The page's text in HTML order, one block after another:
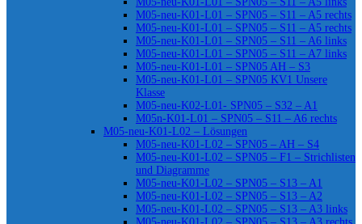
M05-neu-K01-L01 – SPN05 – S11 – A5 rechts
M05-neu-K01-L01 – SPN05 – S11 – A5 rechts
M05-neu-K01-L01 – SPN05 – S11 – A6 links
M05-neu-K01-L01 – SPN05 – S11 – A7 links
M05-neu-K01-L01 – SPN05 AH – S3
M05-neu-K01-L01 – SPN05 KV1 Unsere
Klasse
M05-neu-K02-L01- SPN05 – S32 – A1
M05n-K01-L01 – SPN05 – S11 – A6 rechts
M05-neu-K01-L02 – Lösungen
M05-neu-K01-L02 – SPN05 – AH – S4
M05-neu-K01-L02 – SPN05 – F1 – Strichlisten
und Diagramme
M05-neu-K01-L02 – SPN05 – S13 – A1
M05-neu-K01-L02 – SPN05 – S13 – A2
M05-neu-K01-L02 – SPN05 – S13 – A3 links